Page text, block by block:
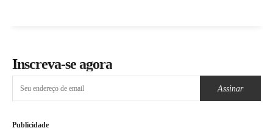
Inscreva-se agora
Assinar
Publicidade